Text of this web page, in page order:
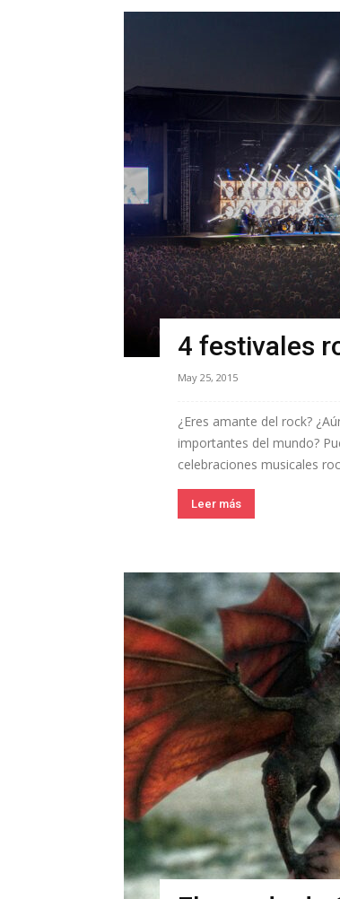
4 festivales
May 25, 2015
¿Eres amante del rock?
importantes del mundo?
celebraciones musicales
Leer más